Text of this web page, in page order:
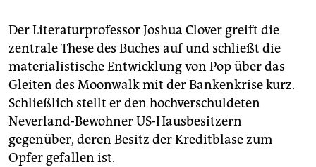
Der Literaturprofessor Joshua Clover greift die
zentrale These des Buches auf und schließt die
materialistische Entwicklung von Pop über das
Gleiten des Moonwalk mit der Bankenkrise kurz.
Schließlich stellt er den hochverschuldeten
Neverland-Bewohner US-Hausbesitzern
gegenüber, deren Besitz der Kreditblase zum
Opfer gefallen ist.